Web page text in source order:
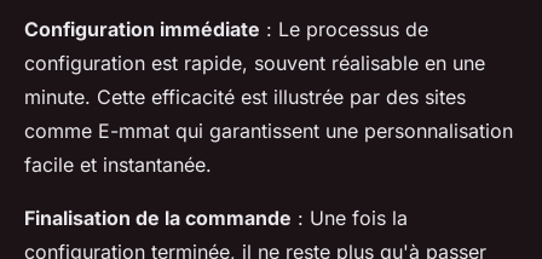
Configuration immédiate : Le processus de
configuration est rapide, souvent réalisable en une
minute. Cette efficacité est illustrée par des sites
comme E-mmat qui garantissent une personnalisation
facile et instantanée.
Finalisation de la commande : Une fois la
configuration terminée, il ne reste plus qu'à passer